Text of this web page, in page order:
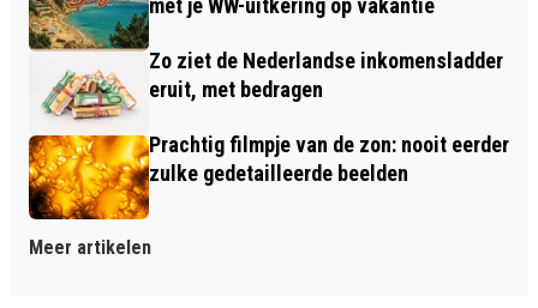
Zo ziet de Nederlandse inkomensladder
eruit, met bedragen
Prachtig filmpje van de zon: nooit eerder
zulke gedetailleerde beelden
Meer artikelen